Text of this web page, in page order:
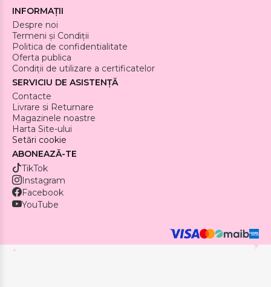
INFORMAȚII
Despre noi
Termeni și Condiții
Politica de confidentialitate
Oferta publica
Condiții de utilizare a certificatelor
SERVICIU DE ASISTENȚĂ
Contacte
Livrare si Returnare
Magazinele noastre
Harta Site-ului
Setări cookie
ABONEAZĂ-TE
TikTok
Instagram
Facebook
YouTube